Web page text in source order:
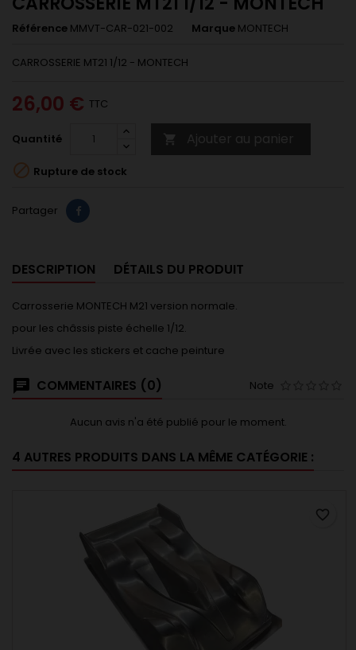
Référence MMVT-CAR-021-002 Marque MONTECH
CARROSSERIE MT21 1/12 - MONTECH
26,00 € TTC
Quantité  Ajouter au panier
 Rupture de stock
Partager
DESCRIPTION DÉTAILS DU PRODUIT
Carrosserie MONTECH M21 version normale.
pour les châssis piste échelle 1/12.
Livrée avec les stickers et cache peinture
COMMENTAIRES (0) Note
Aucun avis n'a été publié pour le moment.
4 AUTRES PRODUITS DANS LA MÊME CATÉGORIE :
favorite_border